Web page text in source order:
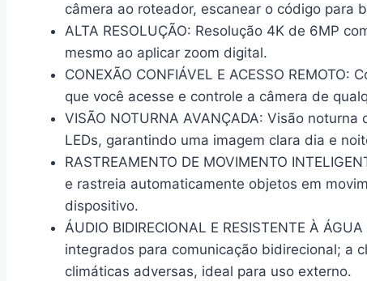
câmera ao roteador, escanear o código para
ALTA RESOLUÇÃO: Resolução 4K de 6MP
mesmo ao aplicar zoom digital.
CONEXÃO CONFIÁVEL E ACESSO REMOTO:
que você acesse e controle a câmera de
VISÃO NOTURNA AVANÇADA: Visão noturna
LEDs, garantindo uma imagem clara dia e
RASTREAMENTO DE MOVIMENTO
e rastreia automaticamente objetos em
dispositivo.
ÁUDIO BIDIRECIONAL E RESISTENTE À
integrados para comunicação bidirecional; a
climáticas adversas, ideal para uso externo.